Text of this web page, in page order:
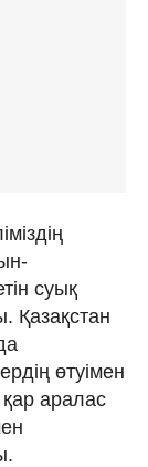
суық
Қазақстан
өтуімен
аралас